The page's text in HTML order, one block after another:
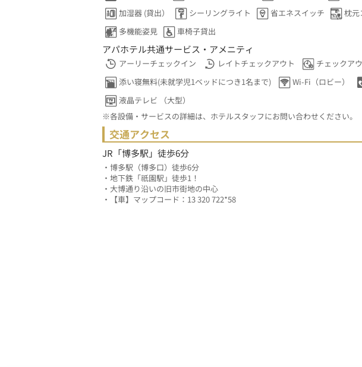
加湿器 (貸出）
シーリングライト 省エネスイッチ 枕元
多機能姿見
車椅子貸出
アパホテル共通サービス・アメニティ
アーリーチェックイン レイトチェックアウト チェックア
添い寝無料(未就学児1ベッドにつき1名まで)
Wi-Fi（ロビー）
液晶テレビ （大型）
※各設備・サービスの詳細は、ホテルスタッフにお問い合わせください。
交通アクセス
JR「博多駅」徒歩6分
・博多駅（博多口）徒歩6分
・地下鉄「祇園駅」徒歩1！
・大博通り沿いの旧市街地の中心
・【車】マップコード：13 320 722*58